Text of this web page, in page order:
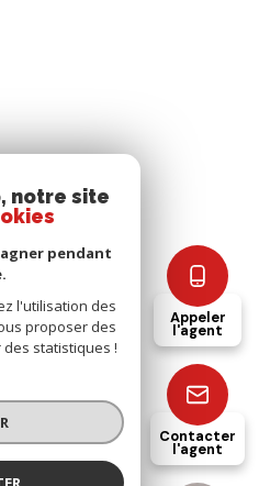
Appeler
l'agent
Contacter
l'agent
notre site
pendant
l'utilisation des
proposer des
statistiques !